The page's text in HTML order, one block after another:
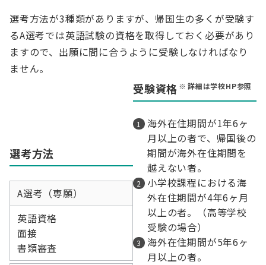
選考方法が3種類がありますが、帰国生の多くが受験す
るA選考では英語試験の資格を取得しておく必要があり
ますので、出願に間に合うように受験しなければなり
ません。
選考方法
A選考（専願）
英語資格
面接
書類審査
受験資格 詳細は学校HP参照
海外在住期間が1年6ヶ
月以上の者で、帰国後の
期間が海外在住期間を
越えない者。
小学校課程における海
外在住期間が4年6ヶ月
以上の者。（高等学校
受験の場合）
海外在住期間が5年6ヶ
月以上の者。